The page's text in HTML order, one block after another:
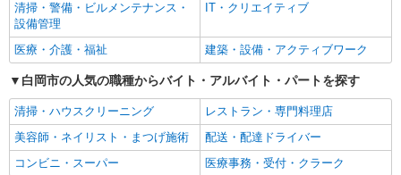
ブランクOK
ミドル（40代～）活躍中
エルダー（50代～）活躍中
シニア（60代～）活躍中
高収入・高額
ボーナス・賞与あり
昇給あり
完全週休2日制
フルタイム歓迎
禁煙・分煙
駅直結・駅チカ
車通勤OK
バイク通勤OK
自転車通勤OK
清掃・警備・ビルメンテナンス・
設備管理
IT・クリエイティブ
医療・介護・福祉 建築・設備・アクティブワーク
白岡市の人気の職種からバイト・アルバイト・パートを探す
清掃・ハウスクリーニング
レストラン・専門料理店
美容師・ネイリスト・まつげ施術
配送・配達ドライバー
コンビニ・スーパー
医療事務・受付・クラーク